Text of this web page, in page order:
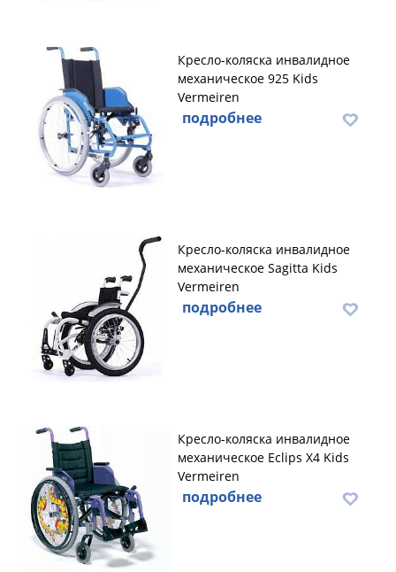
Кресло-коляска инвалидное
механическое 925 Kids
Vermeiren
подробнее
Кресло-коляска инвалидное
механическое Sagitta Kids
Vermeiren
подробнее
Кресло-коляска инвалидное
механическое Eclips X4 Kids
Vermeiren
подробнее